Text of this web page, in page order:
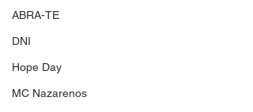
ABRA-TE
DNI
Hope Day
MC Nazarenos